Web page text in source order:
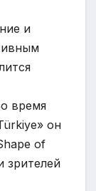
и
время
он
of
зрителей